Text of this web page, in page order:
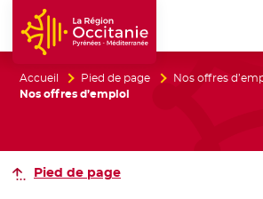
Accueil Région Occitanie /
Accueil Pied de page
Nos offres
Nos offres d’emploi
Pied de page